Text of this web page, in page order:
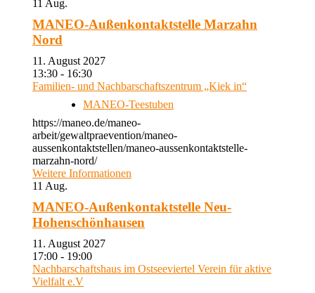
11 Aug.
MANEO-Außenkontaktstelle Marzahn
Nord
11. August 2027
13:30 - 16:30
Familien- und Nachbarschaftszentrum „Kiek in“
MANEO-Teestuben
https://maneo.de/maneo-
arbeit/gewaltpraevention/maneo-
aussenkontaktstellen/maneo-aussenkontaktstelle-
marzahn-nord/
Weitere Informationen
11 Aug.
MANEO-Außenkontaktstelle Neu-
Hohenschönhausen
11. August 2027
17:00 - 19:00
Nachbarschaftshaus im Ostseeviertel Verein für aktive
Vielfalt e.V